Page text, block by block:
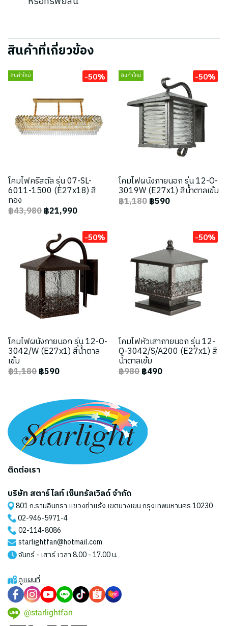
สินค้าที่เกี่ยวข้อง
สินค้าใหม่ -50%
โคมไฟคริสตัล รุ่น 07-SL-
6011-1500 (E27x18) สี
ทอง
฿43,980฿21,990
สินค้าใหม่ -50%
โคมไฟผนังภายนอก รุ่น 12-O-
3019W (E27x1) สีน้ำตาลเข้ม
฿1,180฿590
-50%
โคมไฟผนังภายนอก รุ่น 12-O-
3042/W (E27x1) สีน้ำตาล
เข้ม
฿1,180฿590
-50%
โคมไฟหัวเสาภายนอก รุ่น 12-
O-3042/S/A200 (E27x1) สี
น้ำตาลเข้ม
฿980฿490
ติดต่อเรา
บริษัท สตาร์ไลท์ เซ็นทรัลเวิลด์ จำกัด
801 ถ.รามอินทรา แขวงท่าแร้ง เขตบางเขน กรุงเทพมหานคร 10230
02-946-5971-4
02-114-8086
starlightfan@hotmail.com
จันทร์ - เสาร์ เวลา 8.00 - 17.00 น.
ดูแผนที่
@starlightfan